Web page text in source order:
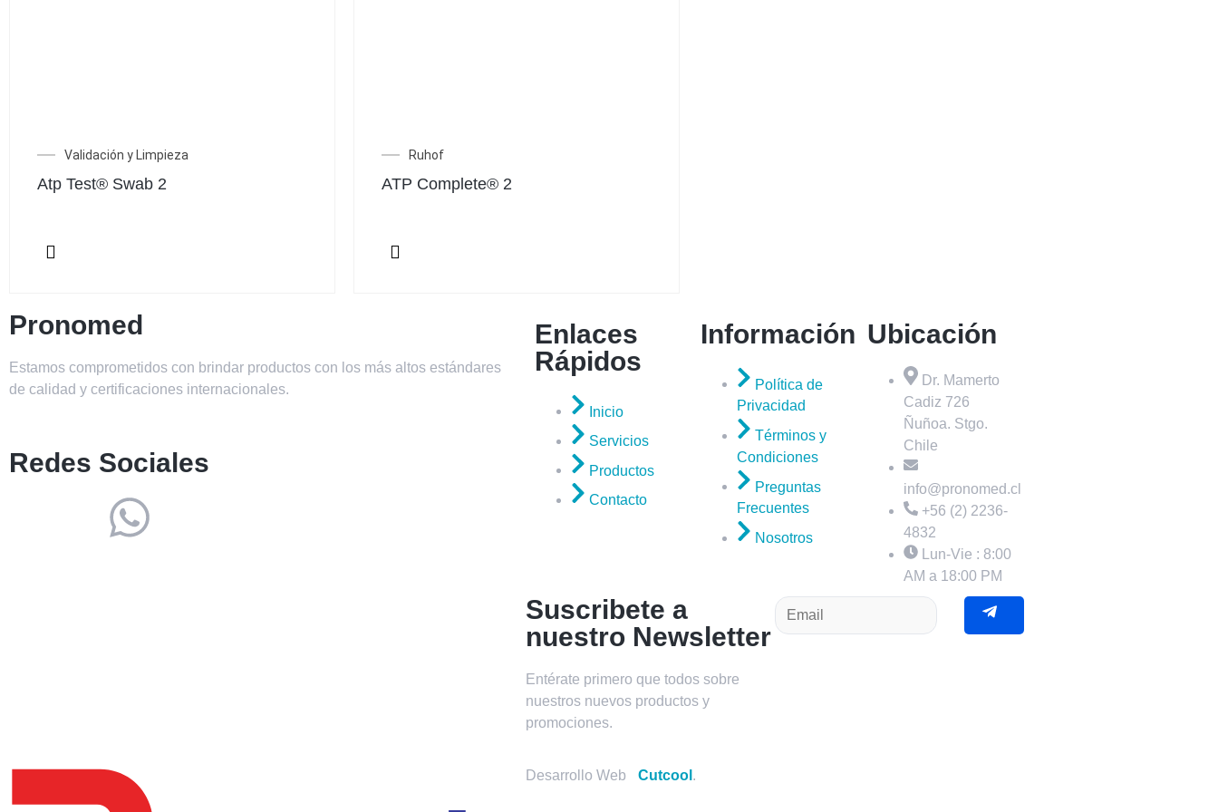
Validación y Limpieza
Atp Test® Swab 2
Ruhof
ATP Complete® 2
Pronomed
Estamos comprometidos con brindar productos con los más altos estándares
de calidad y certificaciones internacionales.
Redes Sociales
Enlaces
Rápidos
Inicio
Servicios
Productos
Contacto
Información
Política de
Privacidad
Términos y
Condiciones
Preguntas
Frecuentes
Nosotros
Ubicación
Dr. Mamerto
Cadiz 726
Ñuñoa. Stgo.
Chile
info@pronomed.cl
+56 (2) 2236-
4832
Lun-Vie : 8:00
AM a 18:00 PM
Suscribete a
nuestro Newsletter
Entérate primero que todos sobre
nuestros nuevos productos y
promociones.
Desarrollo Web Cutcool .